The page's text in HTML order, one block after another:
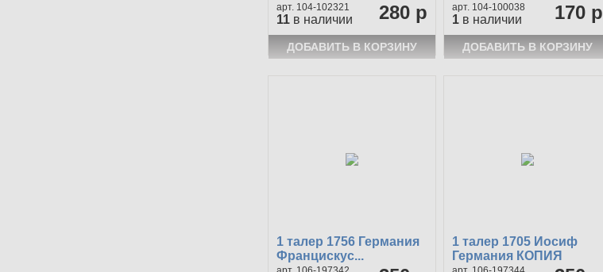
280 р
104-102321
11 в наличии 170 р
104-100038
1 в наличии
1 талер 1756 Германия
Францискус...
1 талер 1705 Иосиф
Германия КОПИЯ